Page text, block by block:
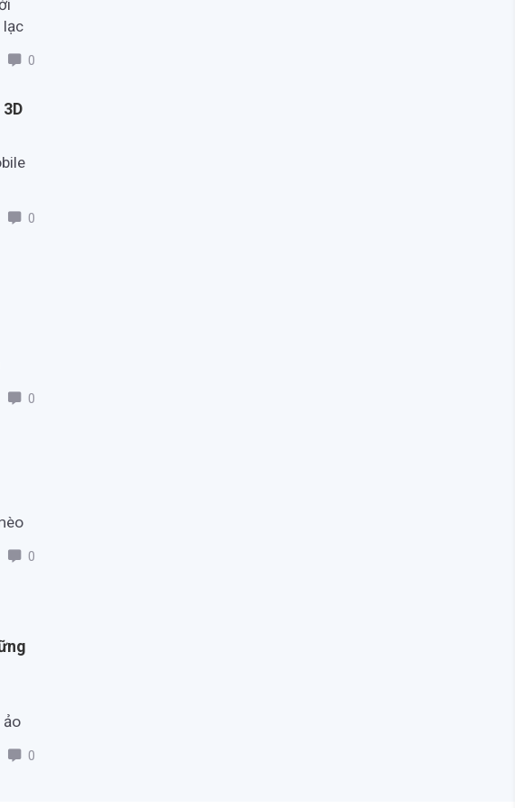
lạc
0
0
0
0
ảo
0